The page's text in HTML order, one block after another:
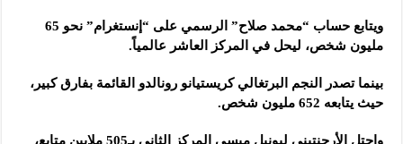
ويتابع حساب “محمد صلاح” الرسمي على “إنستغرام” نحو 65
مليون شخص، ليحل في المركز العاشر عالمياً.
بينما تصدر النجم البرتغالي كريستيانو رونالدو القائمة بفارق كبير،
حيث يتابعه 652 مليون شخص.
واحتل الأرجنتيني ليونيل ميسي المركز الثاني بـ505 ملايين متابع،